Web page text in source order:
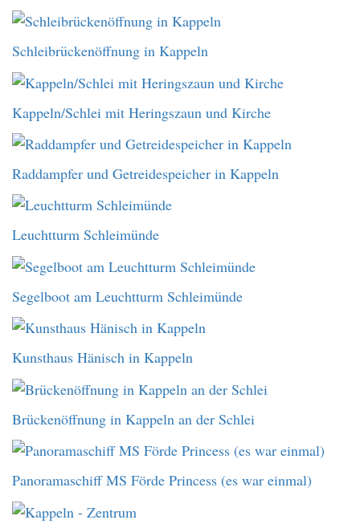
Schleibrückenöffnung in Kappeln
Kappeln/Schlei mit Heringszaun und Kirche
Raddampfer und Getreidespeicher in Kappeln
Leuchtturm Schleimünde
Segelboot am Leuchtturm Schleimünde
Kunsthaus Hänisch in Kappeln
Brückenöffnung in Kappeln an der Schlei
Panoramaschiff MS Förde Princess (es war einmal)